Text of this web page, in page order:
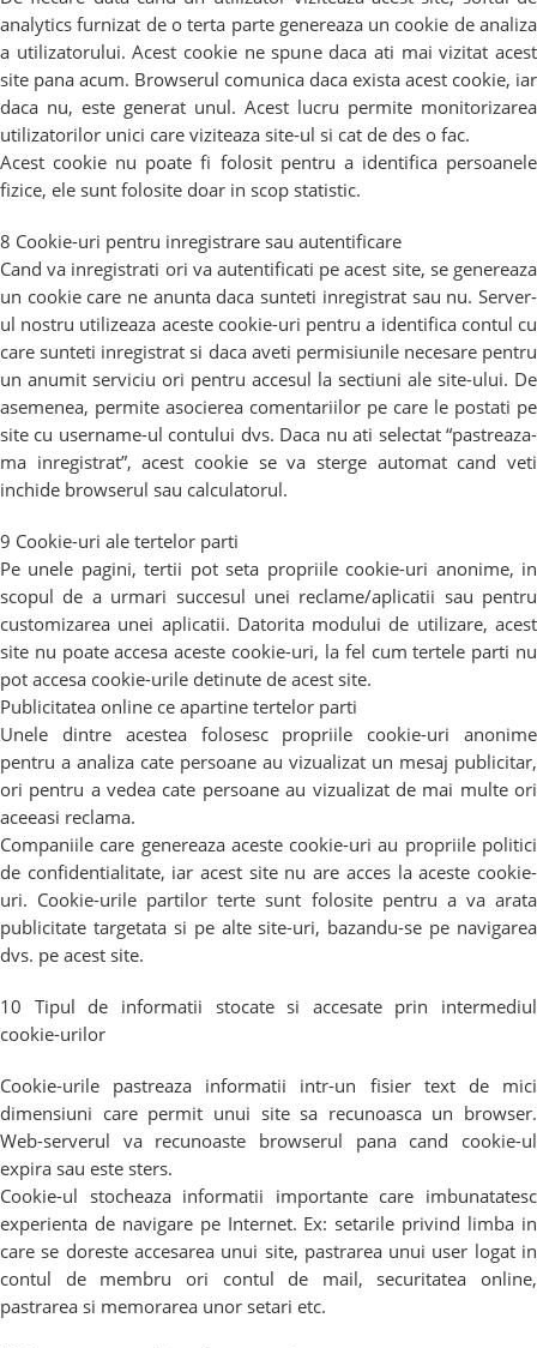
analytics furnizat de o terta parte genereaza un cookie de analiza
a utilizatorului. Acest cookie ne spune daca ati mai vizitat acest
site pana acum. Browserul comunica daca exista acest cookie, iar
daca nu, este generat unul. Acest lucru permite monitorizarea
utilizatorilor unici care viziteaza site-ul si cat de des o fac.
Acest cookie nu poate fi folosit pentru a identifica persoanele
fizice, ele sunt folosite doar in scop statistic.
8 Cookie-uri pentru inregistrare sau autentificare
Cand va inregistrati ori va autentificati pe acest site, se genereaza
un cookie care ne anunta daca sunteti inregistrat sau nu. Server-
ul nostru utilizeaza aceste cookie-uri pentru a identifica contul cu
care sunteti inregistrat si daca aveti permisiunile necesare pentru
un anumit serviciu ori pentru accesul la sectiuni ale site-ului. De
asemenea, permite asocierea comentariilor pe care le postati pe
site cu username-ul contului dvs. Daca nu ati selectat “pastreaza-
ma inregistrat”, acest cookie se va sterge automat cand veti
inchide browserul sau calculatorul.
9 Cookie-uri ale tertelor parti
Pe unele pagini, tertii pot seta propriile cookie-uri anonime, in
scopul de a urmari succesul unei reclame/aplicatii sau pentru
customizarea unei aplicatii. Datorita modului de utilizare, acest
site nu poate accesa aceste cookie-uri, la fel cum tertele parti nu
pot accesa cookie-urile detinute de acest site.
Publicitatea online ce apartine tertelor parti
Unele dintre acestea folosesc propriile cookie-uri anonime
pentru a analiza cate persoane au vizualizat un mesaj publicitar,
ori pentru a vedea cate persoane au vizualizat de mai multe ori
aceeasi reclama.
Companiile care genereaza aceste cookie-uri au propriile politici
de confidentialitate, iar acest site nu are acces la aceste cookie-
uri. Cookie-urile partilor terte sunt folosite pentru a va arata
publicitate targetata si pe alte site-uri, bazandu-se pe navigarea
dvs. pe acest site.
10 Tipul de informatii stocate si accesate prin intermediul
cookie-urilor
Cookie-urile pastreaza informatii intr-un fisier text de mici
dimensiuni care permit unui site sa recunoasca un browser.
Web-serverul va recunoaste browserul pana cand cookie-ul
expira sau este sters.
Cookie-ul stocheaza informatii importante care imbunatatesc
experienta de navigare pe Internet. Ex: setarile privind limba in
care se doreste accesarea unui site, pastrarea unui user logat in
contul de membru ori contul de mail, securitatea online,
pastrarea si memorarea unor setari etc.